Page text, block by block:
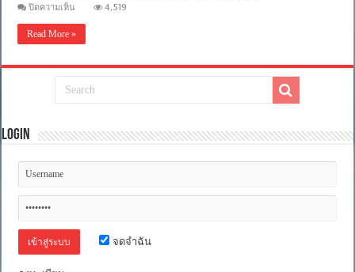
ปิดความเห็น
HQ]
Romulus
เอ
มูลั
ส
5.1.Atmos
Master
4,519
Read More »
Login
จดจำฉัน